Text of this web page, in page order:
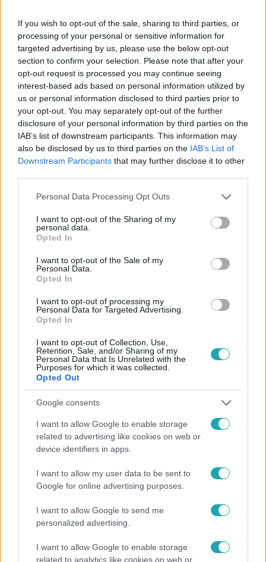
If you wish to opt-out of the sale, sharing to third parties, or
processing of your personal or sensitive information for
targeted advertising by us, please use the below opt-out
section to confirm your selection. Please note that after your
opt-out request is processed you may continue seeing
interest-based ads based on personal information utilized by
us or personal information disclosed to third parties prior to
your opt-out. You may separately opt-out of the further
disclosure of your personal information by third parties on the
IAB’s list of downstream participants. This information may
also be disclosed by us to third parties on the IAB’s List of
Downstream Participants that may further disclose it to other
Please note that this website/app uses one or more Google
not limited to your visit or usage behaviour. You may click to
grant or deny consent to Google and its third-party tags to
use your data for below specified purposes in below Google
consent section.
Personal Data Processing Opt Outs
I want to opt-out of the Sharing of my
personal data.
Opted In
I want to opt-out of the Sale of my
Personal Data.
Opted In
I want to opt-out of processing my
Personal Data for Targeted Advertising.
Opted In
I want to opt-out of Collection, Use,
Retention, Sale, and/or Sharing of my
Personal Data that Is Unrelated with the
Purposes for which it was collected.
Opted Out
Google consents
I want to allow Google to enable storage
related to advertising like cookies on web or
device identifiers in apps.
I want to allow my user data to be sent to
Google for online advertising purposes.
I want to allow Google to send me
personalized advertising.
I want to allow Google to enable storage
related to analytics like cookies on web or
2022. január 7. 10:56
A Moderna vezérigazgatója szerint ősszel
szükséges lehet egy negyedik oltás
Már dolgoznak az omikron ellen hatékony oltóanyagon.
Belföld
Nyilatkozott a negyedik oltást kapott férfi: szerinte
kidobták volna, ezért úgy érzi „ a kukából vette ki a
vakcinát.”
Nem tartja szabálytalannak, hogy beadatta magának a
szerint minél előbb meg kell teremteni a lehetőséget
másoknak is. A kormány szerint még nem indokolt.